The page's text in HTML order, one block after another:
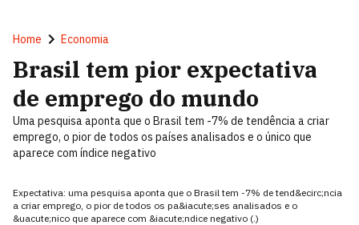
Home Economia
Brasil tem pior expectativa
de emprego do mundo
Uma pesquisa aponta que o Brasil tem -7% de tendência a criar
emprego, o pior de todos os países analisados e o único que
aparece com índice negativo
Expectativa: uma pesquisa aponta que o Brasil tem -7% de tend&ecirc;ncia
a criar emprego, o pior de todos os pa&iacute;ses analisados e o
&uacute;nico que aparece com &iacute;ndice negativo (.)